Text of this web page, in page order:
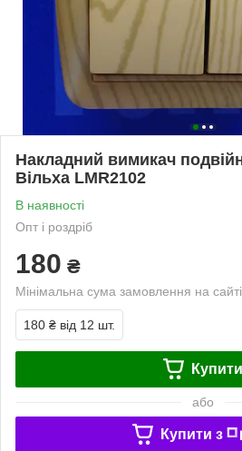
Накладний вимикач
Вільха LMR2102
В наявності
Опт і роздріб
180 ₴
Мінімальна сума замовлення на
180 ₴ від 12 шт.
Купити
або
Купити з